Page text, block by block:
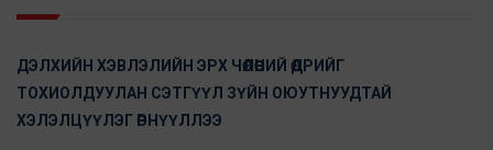
ДЭЛХИЙН ХЭВЛЭЛИЙН ЭРХ ЧӨЛӨӨНИЙ ӨДРИЙГ
ТОХИОЛДУУЛАН СЭТГҮҮЛ ЗҮЙН ОЮУТНУУДТАЙ
ХЭЛЭЛЦҮҮЛЭГ ӨРНҮҮЛЛЭЭ